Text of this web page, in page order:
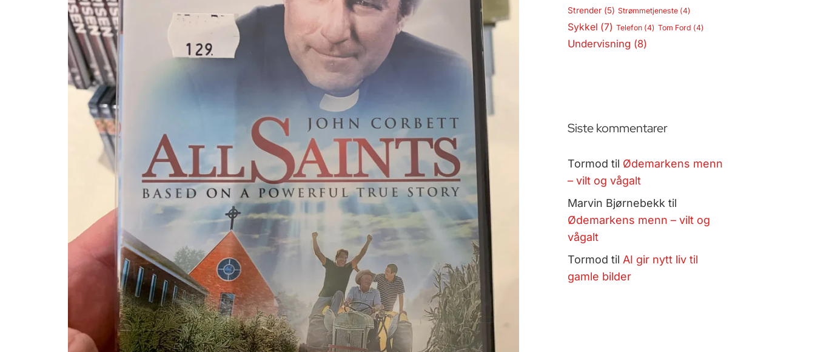
Strender(5) Strømmetjeneste(4)
Sykkel (7) Telefon(4) Tom Ford (4)
Undervisning (8)
Siste kommentarer
Tormod til Ødemarkens menn
– vilt og vågalt
Marvin Bjørnebekk til
Ødemarkens menn – vilt og
vågalt
Tormod til AI gir nytt liv til
gamle bilder